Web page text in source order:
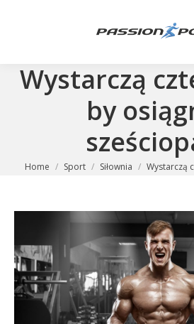
Wystarczą
by
You are here:
Home Sport Siłownia Wystarczą